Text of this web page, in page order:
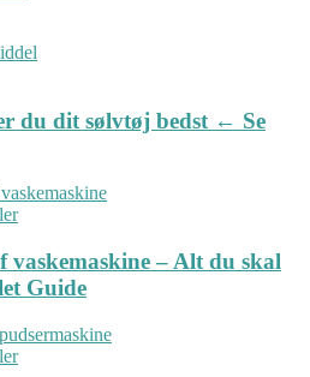
du dit sølvtøj bedst ← Se
vaskemaskine – Alt du skal
Guide